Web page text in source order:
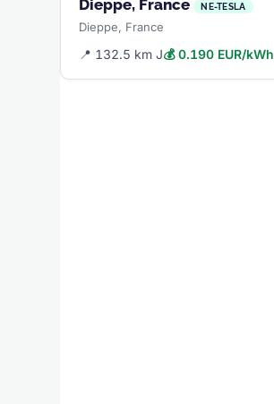
Dieppe, France NE-TESLA
Dieppe, France
📍 132.5 km J💰 0.190 EUR/kWh